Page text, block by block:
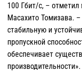
100 Гбит/с, –
Масахито Томизава.
стабильную и
пропускной
обеспечивает
производительности».